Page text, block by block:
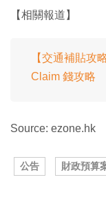
【相關報道】
【交通補貼攻
Claim 錢攻略
Source: ezone.hk
公告 財政預算